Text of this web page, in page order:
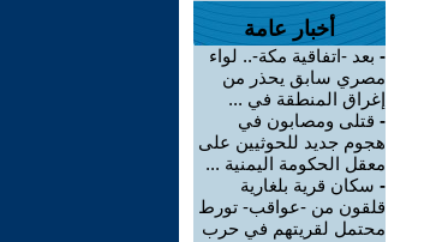
أخبار عامة
- بعد -اتفاقية مكة-.. لواء
مصري سابق يحذر من
إغراق المنطقة في ...
- قتلى ومصابون في
هجوم جديد للحوثيين على
معقل الحكومة اليمنية ...
- سكان قرية بلغارية
قلقون من -عواقب- تورط
محتمل لقريتهم في حرب